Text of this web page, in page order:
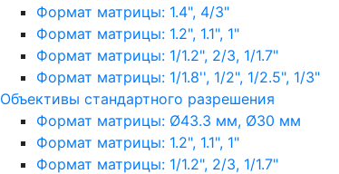
Формат матрицы: 1.4", 4/3"
Формат матрицы: 1.2", 1.1", 1"
Формат матрицы: 1/1.2", 2/3, 1/1.7"
Формат матрицы: 1/1.8'', 1/2", 1/2.5", 1/3"
Объективы стандартного разрешения
Формат матрицы: Ø43.3 мм, Ø30 мм
Формат матрицы: 1.2", 1.1", 1"
Формат матрицы: 1/1.2", 2/3, 1/1.7"